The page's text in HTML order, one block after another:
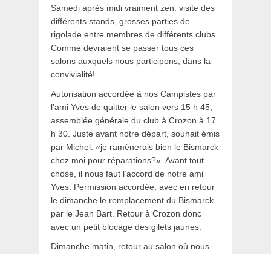
Samedi après midi vraiment zen: visite des
différents stands, grosses parties de
rigolade entre membres de différents clubs.
Comme devraient se passer tous ces
salons auxquels nous participons, dans la
convivialité!
Autorisation accordée à nos Campistes par
l’ami Yves de quitter le salon vers 15 h 45,
assemblée générale du club à Crozon à 17
h 30. Juste avant notre départ, souhait émis
par Michel: «je ramènerais bien le Bismarck
chez moi pour réparations?». Avant tout
chose, il nous faut l’accord de notre ami
Yves. Permission accordée, avec en retour
le dimanche le remplacement du Bismarck
par le Jean Bart. Retour à Crozon donc
avec un petit blocage des gilets jaunes.
Dimanche matin, retour au salon où nous